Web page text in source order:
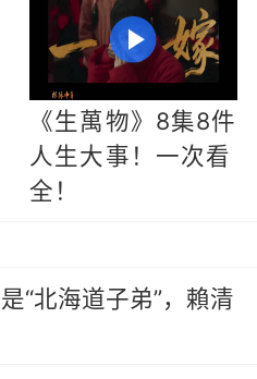
《生萬物》8集8件
人生大事！一次看
全！
“北海道子弟”，賴清